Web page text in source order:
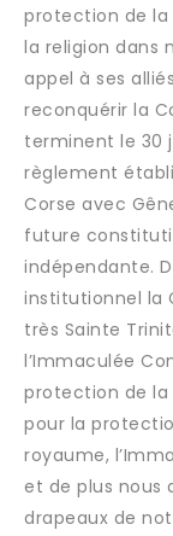
protection de la
la religion dans
appel à ses
reconquérir la
terminent le 30
règlement
Corse avec
future
indépendante.
institutionnel la
très Sainte
l’Immaculée
protection de la
pour la
royaume,
et de plus nous
drapeaux de